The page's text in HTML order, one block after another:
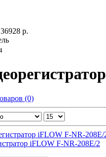
36928 р.
(0)
iFLOW F-NR-208E/2